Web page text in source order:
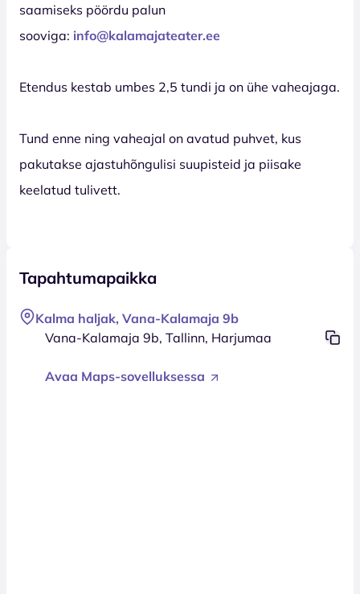
saamiseks pöördu palun
sooviga: info@kalamajateater.ee
Etendus kestab umbes 2,5 tundi ja on ühe vaheajaga.
Tund enne ning vaheajal on avatud puhvet, kus
pakutakse ajastuhõngulisi suupisteid ja piisake
keelatud tulivett.
Tapahtumapaikka
Kalma haljak, Vana-Kalamaja 9b
Vana-Kalamaja 9b, Tallinn, Harjumaa
Avaa Maps-sovelluksessa